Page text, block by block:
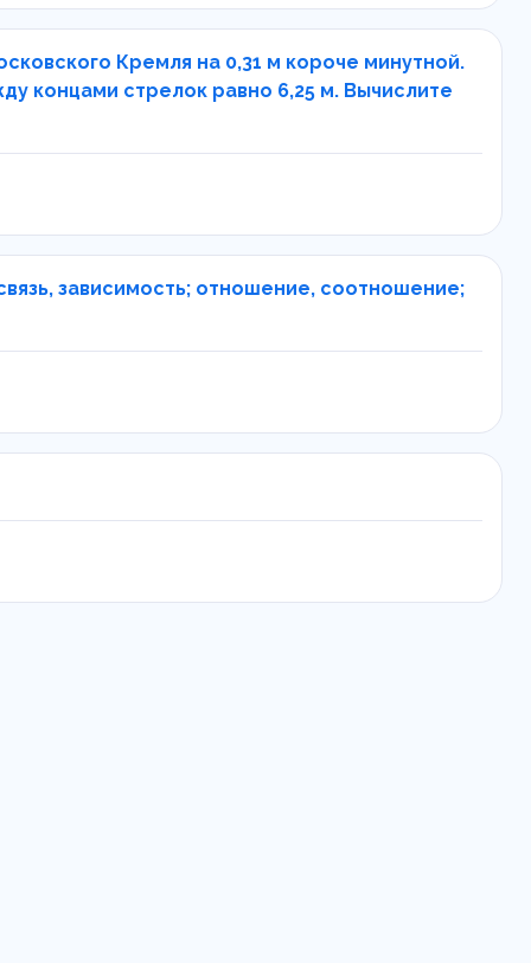
Кремля на 0,31 м короче минутной.
концами стрелок равно 6,25 м. Вычислите
зависимость; отношение, соотношение;